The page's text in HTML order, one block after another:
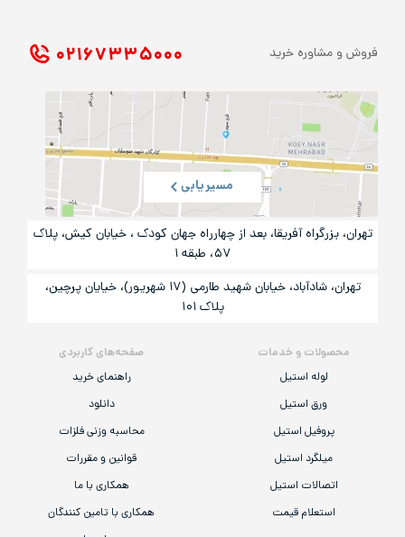
محصولات و خدمات
لوله استیل
ورق استیل
پروفیل استیل
میلگرد استیل
اتصالات استیل
استعلام قیمت
صفحه‌های کاربردی
راهنمای خرید
دانلود
محاسبه وزنی فلزات
قوانین و مقررات
همکاری با ما
همکاری با تامین کنندگان
فروش و مشاوره خرید ۰۲۱ ۶۷۳۳۵۰۰۰
مسیریابی
تهران، بزرگراه آفریقا، بعد از چهارراه جهان کودک ، خیابان کیش، پلاک
۵۷، طبقه ۱
تهران، شادآباد، خیابان شهید طارمی (۱۷ شهریور)، خیایان پرچین،
پلاک ۱۰۱